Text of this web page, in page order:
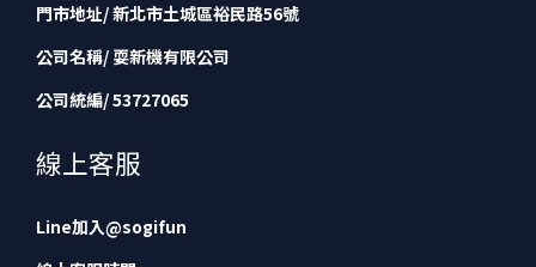
門市地址/ 新北市土城區裕民路56號
公司名稱/ 耍新機有限公司
公司統編/ 53727065
線上客服
Line加入@sogifun